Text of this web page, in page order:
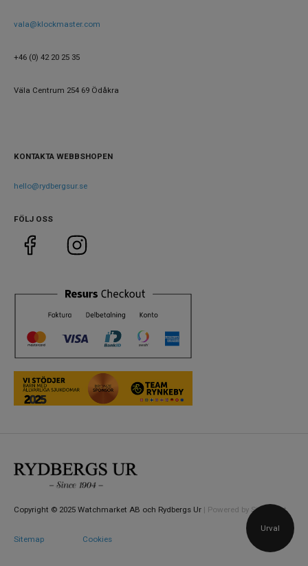
Urval
vala@klockmaster.com
+46 (0) 42 20 25 35
Väla Centrum 254 69 Ödåkra
KONTAKTA WEBBSHOPEN
hello@rydbergsur.se
FÖLJ OSS
Copyright © 2025 Watchmarket AB och Rydbergs Ur | Powered by Sitesmart
Sitemap Cookies